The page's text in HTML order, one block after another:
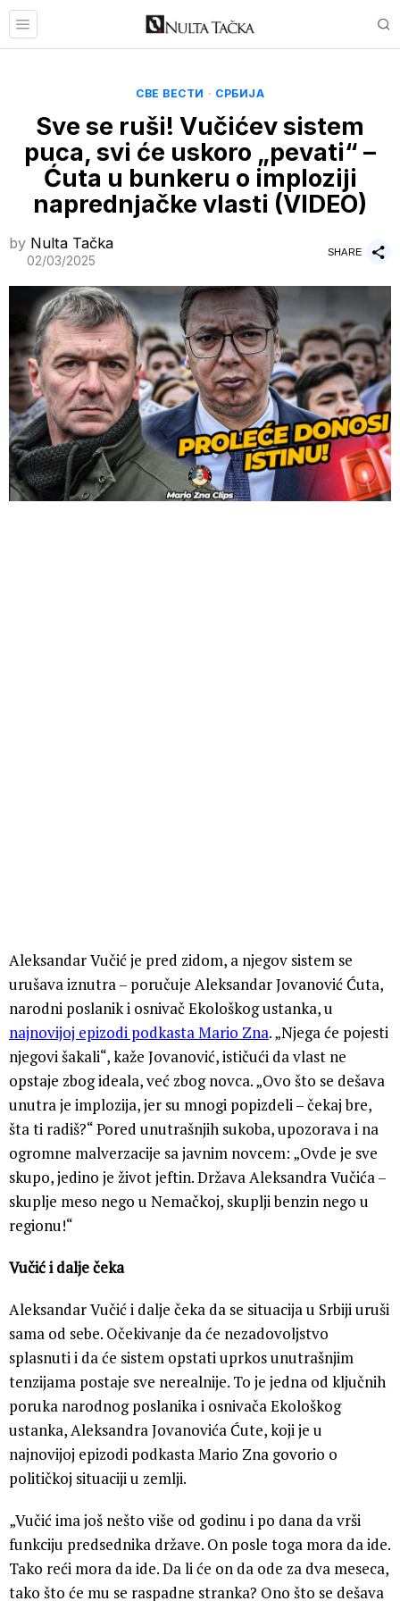
СВЕ ВЕСТИ · СРБИЈА
Sve se ruši! Vučićev sistem
puca, svi će uskoro „pevati“ –
Ćuta u bunkeru o imploziji
naprednjačke vlasti (VIDEO)
by Nulta Tačka
02/03/2025
SHARE
Aleksandar Vučić je pred zidom, a njegov sistem se
urušava iznutra – poručuje Aleksandar Jovanović Ćuta,
narodni poslanik i osnivač Ekološkog ustanka, u
najnovijoj epizodi podkasta Mario Zna. „Njega će pojesti
njegovi šakali“, kaže Jovanović, ističući da vlast ne
opstaje zbog ideala, već zbog novca. „Ovo što se dešava
unutra je implozija, jer su mnogi popizdeli – čekaj bre,
šta ti radiš?“ Pored unutrašnjih sukoba, upozorava i na
ogromne malverzacije sa javnim novcem: „Ovde je sve
skupo, jedino je život jeftin. Država Aleksandra Vučića –
skuplje meso nego u Nemačkoj, skuplji benzin nego u
regionu!“
Vučić i dalje čeka
Aleksandar Vučić i dalje čeka da se situacija u Srbiji uruši
sama od sebe. Očekivanje da će nezadovoljstvo
splasnuti i da će sistem opstati uprkos unutrašnjim
tenzijama postaje sve nerealnije. To je jedna od ključnih
poruka narodnog poslanika i osnivača Ekološkog
ustanka, Aleksandra Jovanovića Ćute, koji je u
najnovijoj epizodi podkasta Mario Zna govorio o
političkoj situaciji u zemlji.
„Vučić ima još nešto više od godinu i po dana da vrši
funkciju predsednika države. On posle toga mora da ide.
Tako reći mora da ide. Da li će on da ode za dva meseca,
tako što će mu se raspadne stranka? Ono što se dešava